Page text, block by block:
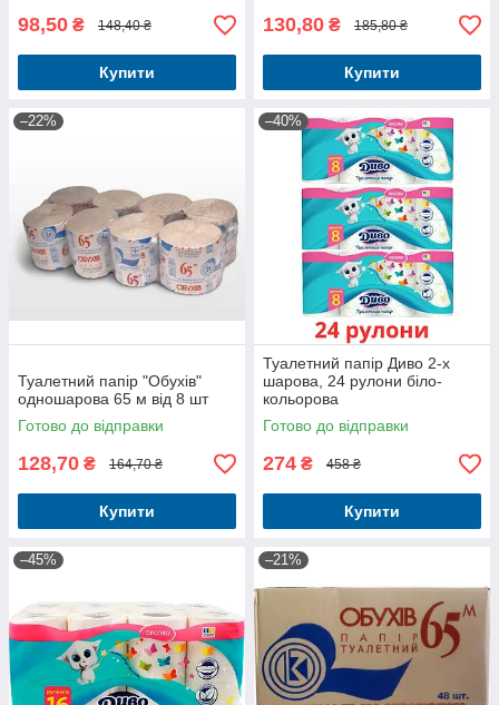
98,50 ₴ 148,40 ₴
Купити
130,80 ₴ 185,80 ₴
Купити
–22%
Туалетний папір "Обухів"
одношарова 65 м від 8 шт
Готово до відправки
128,70 ₴ 164,70 ₴
Купити
–40%
Туалетний папір Диво 2-х
шарова, 24 рулони біло-
кольорова
Готово до відправки
274 ₴ 458 ₴
Купити
–45% –21%